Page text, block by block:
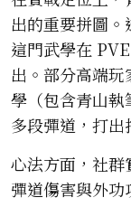
出的重要拼圖
這門武學在
出。部分高端
學（包含青山
多段彈道，打出
心法方面，社群
彈道傷害與外